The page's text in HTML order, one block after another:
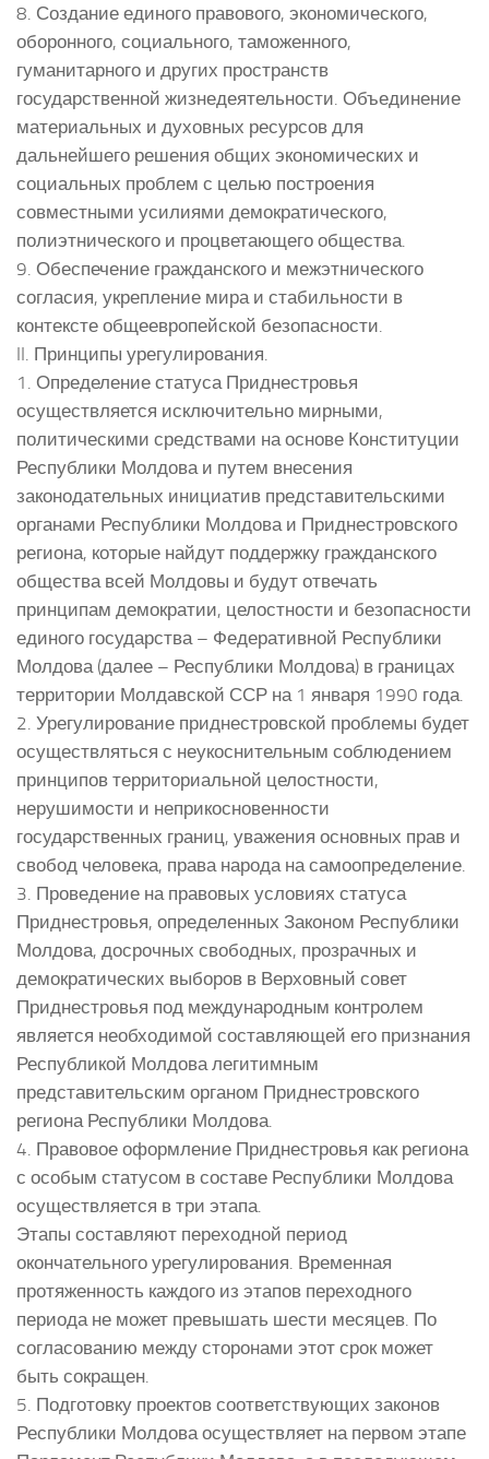
8. Создание единого правового, экономического,
оборонного, социального, таможенного,
гуманитарного и других пространств
государственной жизнедеятельности. Объединение
материальных и духовных ресурсов для
дальнейшего решения общих экономических и
социальных проблем с целью построения
совместными усилиями демократического,
полиэтнического и процветающего общества.
9. Обеспечение гражданского и межэтнического
согласия, укрепление мира и стабильности в
контексте общеевропейской безопасности.
II. Принципы урегулирования.
1. Определение статуса Приднестровья
осуществляется исключительно мирными,
политическими средствами на основе Конституции
Республики Молдова и путем внесения
законодательных инициатив представительскими
органами Республики Молдова и Приднестровского
региона, которые найдут поддержку гражданского
общества всей Молдовы и будут отвечать
принципам демократии, целостности и безопасности
единого государства – Федеративной Республики
Молдова (далее – Республики Молдова) в границах
территории Молдавской ССР на 1 января 1990 года.
2. Урегулирование приднестровской проблемы будет
осуществляться с неукоснительным соблюдением
принципов территориальной целостности,
нерушимости и неприкосновенности
государственных границ, уважения основных прав и
свобод человека, права народа на самоопределение.
3. Проведение на правовых условиях статуса
Приднестровья, определенных Законом Республики
Молдова, досрочных свободных, прозрачных и
демократических выборов в Верховный совет
Приднестровья под международным контролем
является необходимой составляющей его признания
Республикой Молдова легитимным
представительским органом Приднестровского
региона Республики Молдова.
4. Правовое оформление Приднестровья как региона
с особым статусом в составе Республики Молдова
осуществляется в три этапа.
Этапы составляют переходной период
окончательного урегулирования. Временная
протяженность каждого из этапов переходного
периода не может превышать шести месяцев. По
согласованию между сторонами этот срок может
быть сокращен.
5. Подготовку проектов соответствующих законов
Республики Молдова осуществляет на первом этапе